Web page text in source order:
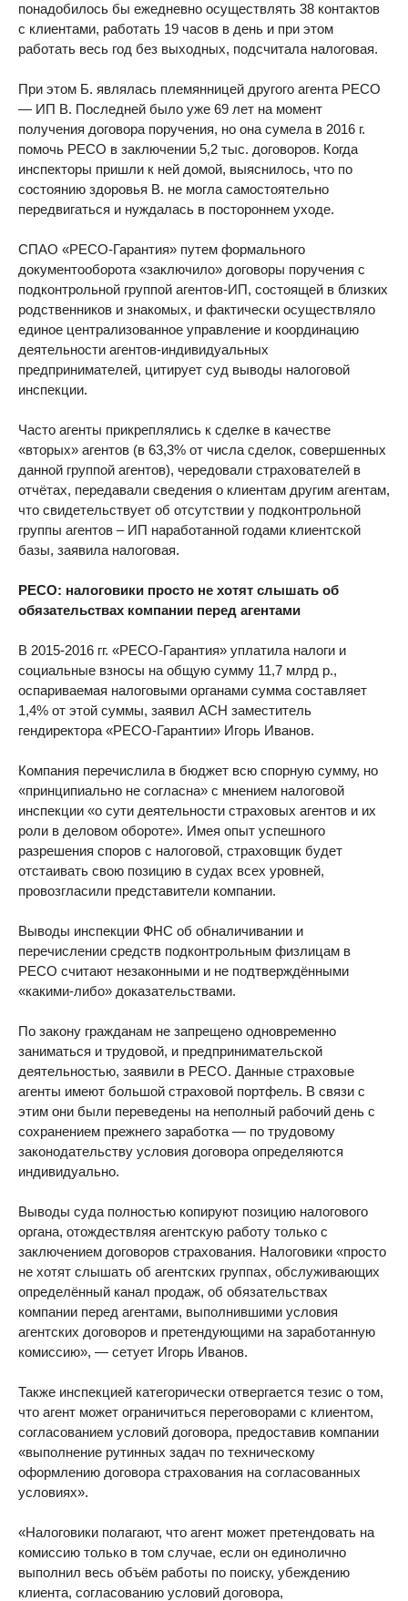
понадобилось бы ежедневно осуществлять 38 контактов
с клиентами, работать 19 часов в день и при этом
работать весь год без выходных, подсчитала налоговая.
При этом Б. являлась племянницей другого агента РЕСО
— ИП В. Последней было уже 69 лет на момент
получения договора поручения, но она сумела в 2016 г.
помочь РЕСО в заключении 5,2 тыс. договоров. Когда
инспекторы пришли к ней домой, выяснилось, что по
состоянию здоровья В. не могла самостоятельно
передвигаться и нуждалась в постороннем уходе.
СПАО «РЕСО-Гарантия» путем формального
документооборота «заключило» договоры поручения с
подконтрольной группой агентов-ИП, состоящей в близких
родственников и знакомых, и фактически осуществляло
единое централизованное управление и координацию
деятельности агентов-индивидуальных
предпринимателей, цитирует суд выводы налоговой
инспекции.
Часто агенты прикреплялись к сделке в качестве
«вторых» агентов (в 63,3% от числа сделок, совершенных
данной группой агентов), чередовали страхователей в
отчётах, передавали сведения о клиентам другим агентам,
что свидетельствует об отсутствии у подконтрольной
группы агентов – ИП наработанной годами клиентской
базы, заявила налоговая.
РЕСО: налоговики просто не хотят слышать об
обязательствах компании перед агентами
В 2015-2016 гг. «РЕСО-Гарантия» уплатила налоги и
социальные взносы на общую сумму 11,7 млрд р.,
оспариваемая налоговыми органами сумма составляет
1,4% от этой суммы, заявил АСН заместитель
гендиректора «РЕСО-Гарантии» Игорь Иванов.
Компания перечислила в бюджет всю спорную сумму, но
«принципиально не согласна» с мнением налоговой
инспекции «о сути деятельности страховых агентов и их
роли в деловом обороте». Имея опыт успешного
разрешения споров с налоговой, страховщик будет
отстаивать свою позицию в судах всех уровней,
провозгласили представители компании.
Выводы инспекции ФНС об обналичивании и
перечислении средств подконтрольным физлицам в
РЕСО считают незаконными и не подтверждёнными
«какими-либо» доказательствами.
По закону гражданам не запрещено одновременно
заниматься и трудовой, и предпринимательской
деятельностью, заявили в РЕСО. Данные страховые
агенты имеют большой страховой портфель. В связи с
этим они были переведены на неполный рабочий день с
сохранением прежнего заработка — по трудовому
законодательству условия договора определяются
индивидуально.
Выводы суда полностью копируют позицию налогового
органа, отождествляя агентскую работу только с
заключением договоров страхования. Налоговики «просто
не хотят слышать об агентских группах, обслуживающих
определённый канал продаж, об обязательствах
компании перед агентами, выполнившими условия
агентских договоров и претендующими на заработанную
комиссию», — сетует Игорь Иванов.
Также инспекцией категорически отвергается тезис о том,
что агент может ограничиться переговорами с клиентом,
согласованием условий договора, предоставив компании
«выполнение рутинных задач по техническому
оформлению договора страхования на согласованных
условиях».
«Налоговики полагают, что агент может претендовать на
комиссию только в том случае, если он единолично
выполнил весь объём работы по поиску, убеждению
клиента, согласованию условий договора,